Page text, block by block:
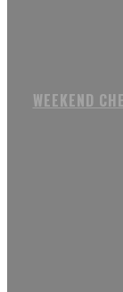
WEEKEND